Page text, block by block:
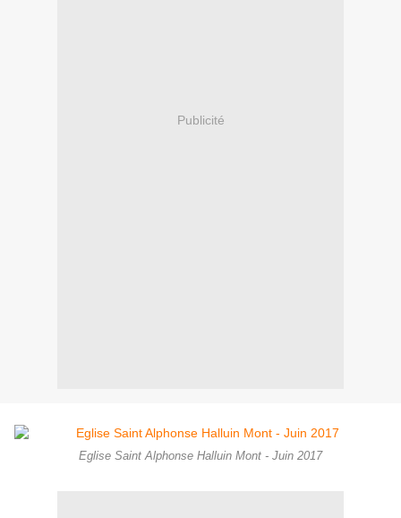
Publicité
Eglise Saint Alphonse Halluin Mont - Juin 2017